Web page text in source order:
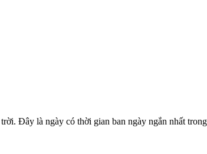
Đây là ngày có thời gian ban ngày ngắn nhất